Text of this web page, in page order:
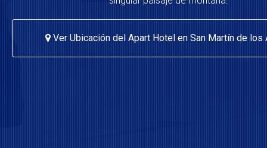
Ver Ubicación del Apart Hotel en San Martín de los